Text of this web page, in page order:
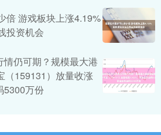
倍 游戏板块上涨4.19%
投资机会
仍可期？规模最大港
（159131）放量收涨
5300万份